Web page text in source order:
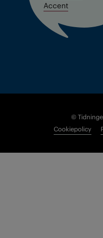
Accent
©
Cookiepolicy